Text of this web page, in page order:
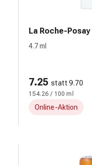
La Roche-Posay
4.7 ml
7.25 statt 9.70
154.26 / 100 ml
Online-Aktion